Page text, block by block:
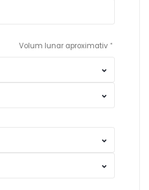
Volum lunar aproximativ